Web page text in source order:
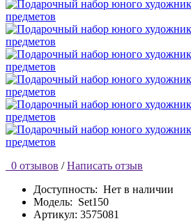
0 отзывов / Написать отзыв
Доступность: Нет в наличии
Модель: Set150
Артикул: 3575081